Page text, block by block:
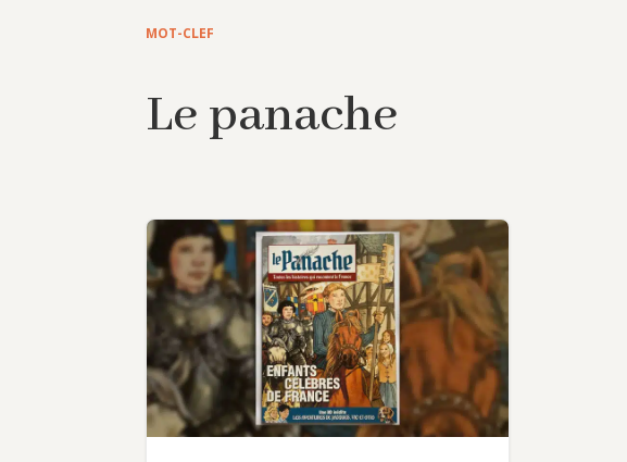
MOT-CLEF
Le panache